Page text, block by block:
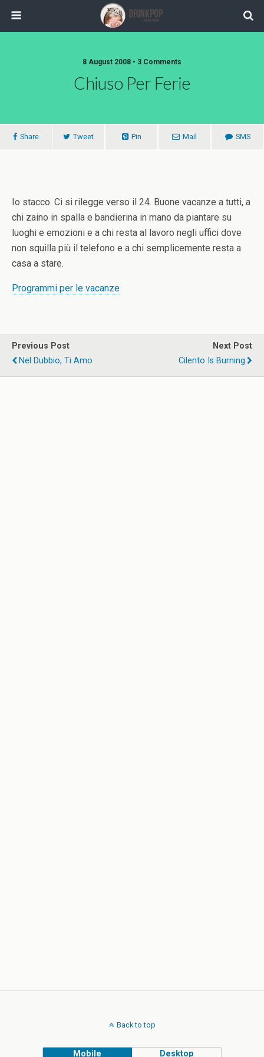
8 August 2008 • 3 Comments
Chiuso Per Ferie
Share Tweet Pin Mail SMS
Io stacco. Ci si rilegge verso il 24. Buone vacanze a tutti, a
chi zaino in spalla e bandierina in mano da piantare su
luoghi e emozioni e a chi resta al lavoro negli uffici dove
non squilla più il telefono e a chi semplicemente resta a
casa a stare.
Programmi per le vacanze
Previous Post
Nel Dubbio, Ti Amo
Next Post
Cilento Is Burning
Back to top
Mobile Desktop